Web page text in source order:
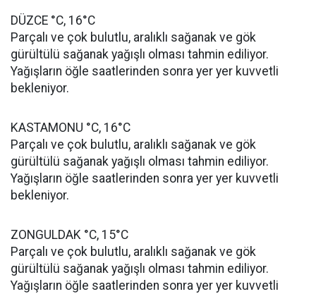
DÜZCE °C, 16°C
Parçalı ve çok bulutlu, aralıklı sağanak ve gök
gürültülü sağanak yağışlı olması tahmin ediliyor.
Yağışların öğle saatlerinden sonra yer yer kuvvetli
bekleniyor.
KASTAMONU °C, 16°C
Parçalı ve çok bulutlu, aralıklı sağanak ve gök
gürültülü sağanak yağışlı olması tahmin ediliyor.
Yağışların öğle saatlerinden sonra yer yer kuvvetli
bekleniyor.
ZONGULDAK °C, 15°C
Parçalı ve çok bulutlu, aralıklı sağanak ve gök
gürültülü sağanak yağışlı olması tahmin ediliyor.
Yağışların öğle saatlerinden sonra yer yer kuvvetli